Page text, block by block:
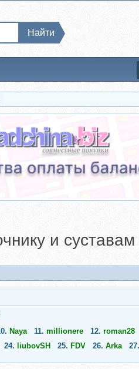
Найти
и
Naya 11. millionere 12. roman28
24. liubovSH 25. FDV 26. Arka 27.